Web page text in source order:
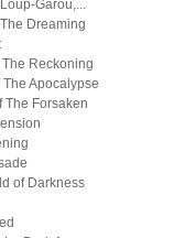
Garou,...
Dreaming
Reckoning
Apocalypse
The Forsaken
of Darkness